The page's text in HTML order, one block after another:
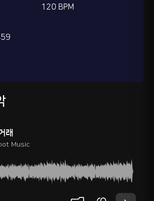
120 BPM
래
Music